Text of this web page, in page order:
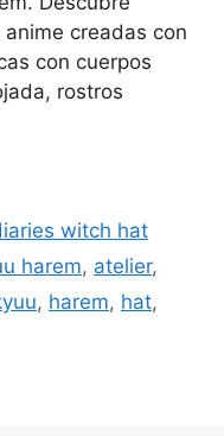
creadas con
con cuerpos
rostros
witch hat
harem, atelier,
, harem, hat,